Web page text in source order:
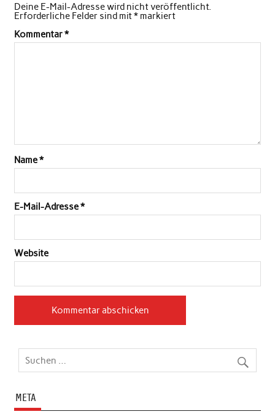
Deine E-Mail-Adresse wird nicht veröffentlicht.
Erforderliche Felder sind mit*markiert
Kommentar*
Name*
E-Mail-Adresse*
Website
META